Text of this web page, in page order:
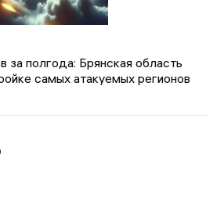
за полгода: Брянская область
самых атакуемых регионов